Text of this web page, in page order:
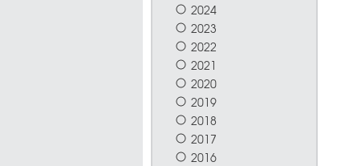
2024
2023
2022
2021
2020
2019
2018
2017
2016